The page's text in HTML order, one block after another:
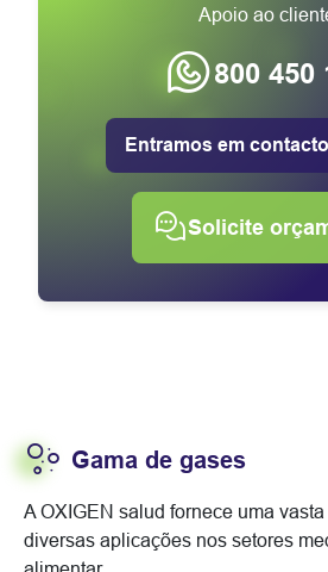
Apoio ao
800 450
Entramos em
Solicite
Gama de gases
A OXIGEN salud fornece uma
diversas aplicações nos setores